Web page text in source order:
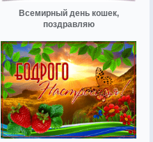
Всемирный день кошек,
поздравляю